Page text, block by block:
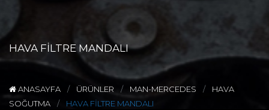
HAVA FİLTRE MANDALI
ANASAYFA ÜRÜNLER MAN-MERCEDES
HAVA
SOĞUTMA
HAVA FİLTRE MANDALI